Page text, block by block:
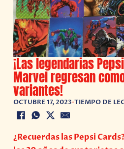
¡Las legendarias
Marvel regresan
variantes!
OCTUBRE 17, 2023•TIEMPO DE
¿Recuerdas las Pepsi